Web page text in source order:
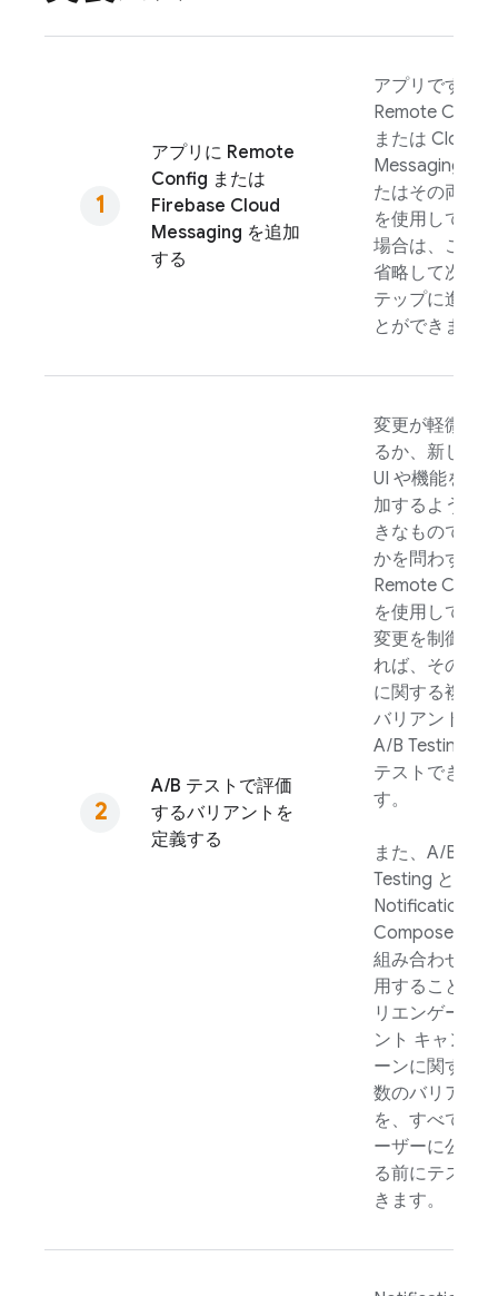
アプリに Remote
Config または
Firebase Cloud
Messaging を追加
する
アプリですでに
Remote Config
または Cloud
Messaging
たはその両方）
を使用している
場合は、これを
省略して次のス
テップに進むこ
とができます。
A/B テストで評価
するバリアントを
定義する
変更が軽微であ
るか、新しい
UI や機能を追
加するような大
きなものである
かを問わず、
Remote Config
を使用してその
変更を制御でき
れば、その変更
に関する複数の
バリアントを
A/B Testing
テストできま
す。
また、 A/B
Testing と
Notifications
Composer を
組み合わせて使
用することで、
リエンゲージメ
ント キャンペ
ーンに関する複
数のバリアント
を、すべてのユ
ーザーに公開す
る前にテストで
きます。